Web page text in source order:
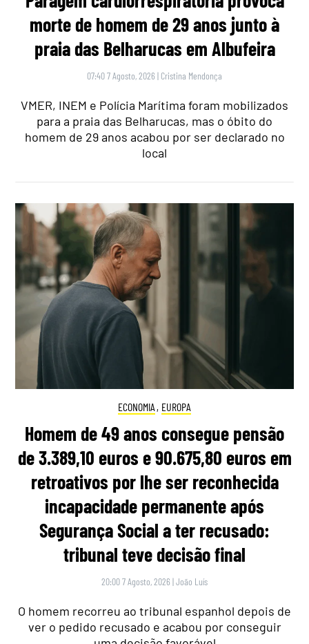
morte de homem de 29 anos junto à
praia das Belharucas em Albufeira
07:40 7 Agosto, 2026 | Cristina Mendonça
VMER, INEM e Polícia Marítima foram mobilizados
para a praia das Belharucas, mas o óbito do
homem de 29 anos acabou por ser declarado no
local
ECONOMIA , EUROPA
Homem de 49 anos consegue pensão
de 3.389,10 euros e 90.675,80 euros em
retroativos por lhe ser reconhecida
incapacidade permanente após
Segurança Social a ter recusado:
tribunal teve decisão final
20:00 7 Agosto, 2026 |João Luís
O homem recorreu ao tribunal espanhol depois de
ver o pedido recusado e acabou por conseguir